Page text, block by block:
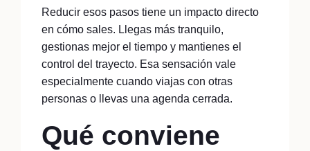
Reducir esos pasos tiene un impacto directo
en cómo sales. Llegas más tranquilo,
gestionas mejor el tiempo y mantienes el
control del trayecto. Esa sensación vale
especialmente cuando viajas con otras
personas o llevas una agenda cerrada.
Qué conviene